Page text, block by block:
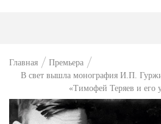
Главная
Премьера
В свет вышла монография И.П.
«Тимофей Теряев и его